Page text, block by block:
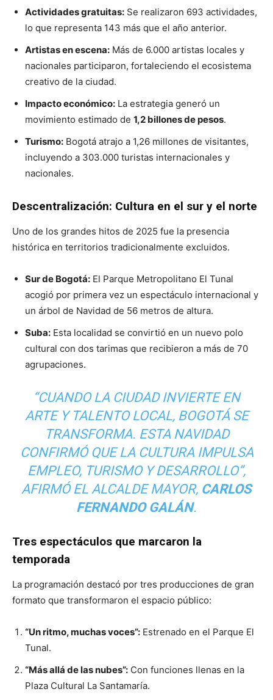
Actividades gratuitas: Se realizaron 693 actividades,
lo que representa 143 más que el año anterior.
Artistas en escena: Más de 6.000 artistas locales y
nacionales participaron, fortaleciendo el ecosistema
creativo de la ciudad.
Impacto económico: La estrategia generó un
movimiento estimado de 1,2 billones de pesos.
Turismo: Bogotá atrajo a 1,26 millones de visitantes,
incluyendo a 303.000 turistas internacionales y
nacionales.
Descentralización: Cultura en el sur y el norte
Uno de los grandes hitos de 2025 fue la presencia
histórica en territorios tradicionalmente excluidos.
Sur de Bogotá: El Parque Metropolitano El Tunal
acogió por primera vez un espectáculo internacional y
un árbol de Navidad de 56 metros de altura.
Suba: Esta localidad se convirtió en un nuevo polo
cultural con dos tarimas que recibieron a más de 70
agrupaciones.
“CUANDO LA CIUDAD INVIERTE EN
ARTE Y TALENTO LOCAL, BOGOTÁ SE
TRANSFORMA. ESTA NAVIDAD
CONFIRMÓ QUE LA CULTURA IMPULSA
EMPLEO, TURISMO Y DESARROLLO”,
AFIRMÓ EL ALCALDE MAYOR, CARLOS
FERNANDO GALÁN.
Tres espectáculos que marcaron la
temporada
La programación destacó por tres producciones de gran
formato que transformaron el espacio público:
“Un ritmo, muchas voces”: Estrenado en el Parque El
Tunal.
“Más allá de las nubes”: Con funciones llenas en la
Plaza Cultural La Santamaría.